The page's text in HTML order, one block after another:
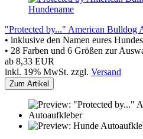
"Protected by..." American Bulldog
• inklusive den Namen eures Hundes
• 28 Farben und 6 Größen zur
ab 8,33 EUR
inkl. 19% MwSt. zzgl. Versand
Zum Artikel